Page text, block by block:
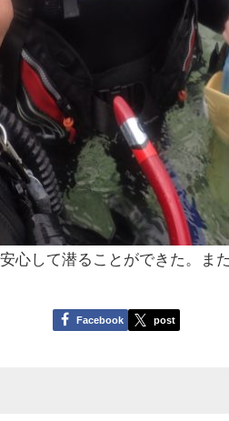
心して潜ることができた。ま
Facebook post